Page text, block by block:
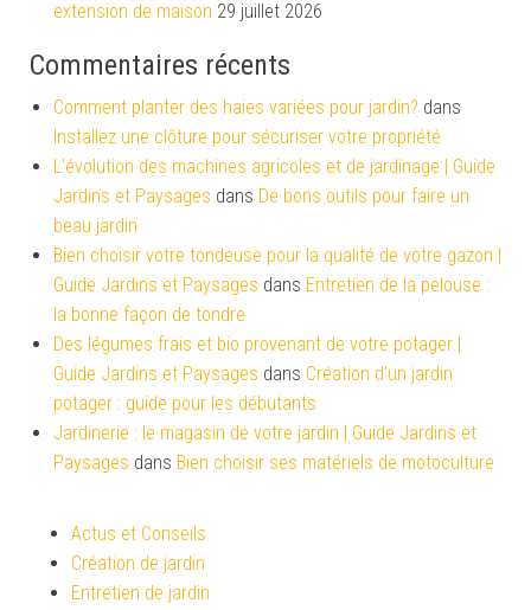
extension de maison 29 juillet 2026
Commentaires récents
Comment planter des haies variées pour jardin? dans
Installez une clôture pour sécuriser votre propriété
L'évolution des machines agricoles et de jardinage | Guide
Jardins et Paysages dans De bons outils pour faire un
beau jardin
Bien choisir votre tondeuse pour la qualité de votre gazon |
Guide Jardins et Paysages dans Entretien de la pelouse :
la bonne façon de tondre
Des légumes frais et bio provenant de votre potager |
Guide Jardins et Paysages dans Création d’un jardin
potager : guide pour les débutants
Jardinerie : le magasin de votre jardin | Guide Jardins et
Paysages dans Bien choisir ses matériels de motoculture
Actus et Conseils
Création de jardin
Entretien de jardin